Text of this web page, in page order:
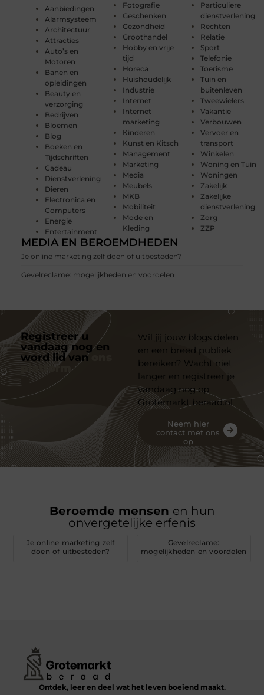
Aanbiedingen
Alarmsysteem
Architectuur
Attracties
Auto’s en
Motoren
Banen en
opleidingen
Beauty en
verzorging
Bedrijven
Bloemen
Blog
Boeken en
Tijdschriften
Cadeau
Dienstverlening
Dieren
Electronica en
Computers
Energie
Entertainment
Fotografie
Geschenken
Gezondheid
Groothandel
Hobby en vrije
tijd
Horeca
Huishoudelijk
Industrie
Internet
Internet
marketing
Kinderen
Kunst en Kitsch
Management
Marketing
Media
Meubels
MKB
Mobiliteit
Mode en
Kleding
Particuliere
dienstverlening
Rechten
Relatie
Sport
Telefonie
Toerisme
Tuin en
buitenleven
Tweewielers
Vakantie
Verbouwen
Vervoer en
transport
Winkelen
Woning en Tuin
Woningen
Zakelijk
Zakelijke
dienstverlening
Zorg
ZZP
MEDIA EN BEROEMDHEDEN
Je online marketing zelf doen of uitbesteden?
Gevelreclame: mogelijkheden en voordelen
Registreer u
vandaag nog en
word lid van
platform
Wil jij jouw blogs delen
en een breed publiek
bereiken? Wacht niet
langer en registreer je
vandaag nog op
Grotemarkt beraad.nl
Neem hier
contact met ons
op
Beroemde mensen en hun
onvergetelijke erfenis
Je online marketing zelf
doen of uitbesteden?
Gevelreclame:
mogelijkheden en voordelen
Ontdek, leer en deel wat het leven boeiend maakt.